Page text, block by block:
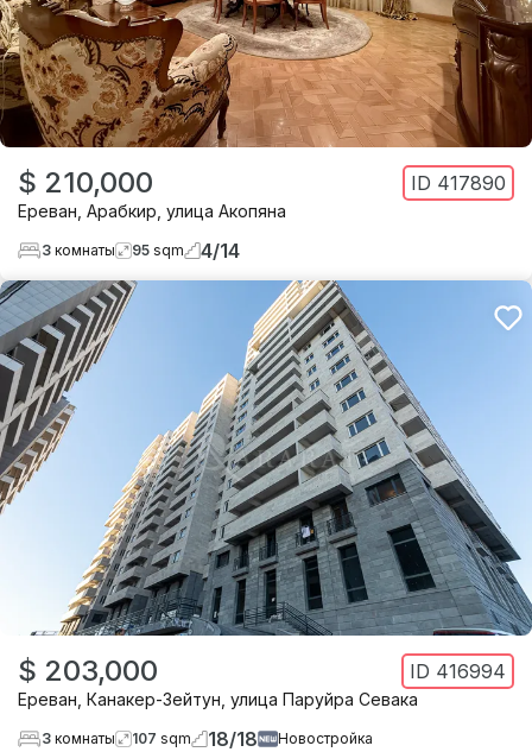
$ 210,000 ID 417890
Ереван Арабкир улица Акопяна
3 комнаты 95 sqm 4/14
$ 203,000 ID 416994
Ереван Канакер-Зейтун улица Паруйра Севака
3 комнаты 107 sqm 18/18 Новостройка